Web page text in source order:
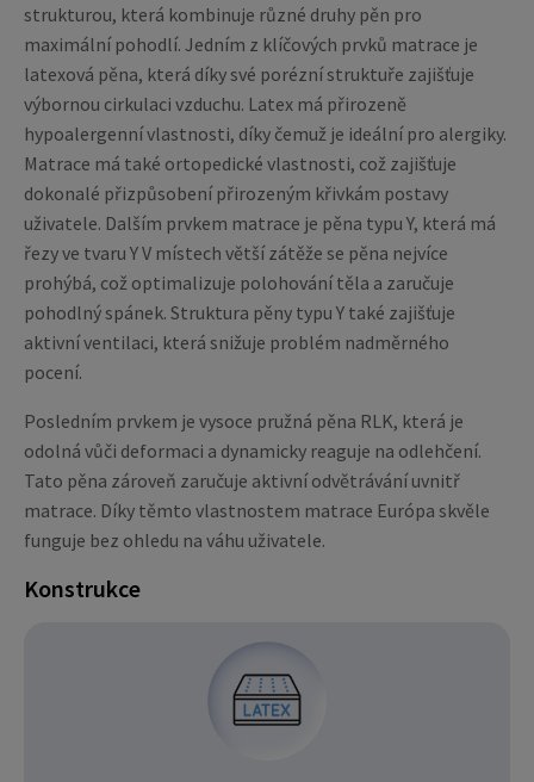
strukturou, která kombinuje různé druhy pěn pro
maximální pohodlí. Jedním z klíčových prvků matrace je
latexová pěna, která díky své porézní struktuře zajišťuje
výbornou cirkulaci vzduchu. Latex má přirozeně
hypoalergenní vlastnosti, díky čemuž je ideální pro alergiky.
Matrace má také ortopedické vlastnosti, což zajišťuje
dokonalé přizpůsobení přirozeným křivkám postavy
uživatele. Dalším prvkem matrace je pěna typu Y, která má
řezy ve tvaru Y V místech větší zátěže se pěna nejvíce
prohýbá, což optimalizuje polohování těla a zaručuje
pohodlný spánek. Struktura pěny typu Y také zajišťuje
aktivní ventilaci, která snižuje problém nadměrného
pocení.
Posledním prvkem je vysoce pružná pěna RLK, která je
odolná vůči deformaci a dynamicky reaguje na odlehčení.
Tato pěna zároveň zaručuje aktivní odvětrávání uvnitř
matrace. Díky těmto vlastnostem matrace Európa skvěle
funguje bez ohledu na váhu uživatele.
Konstrukce